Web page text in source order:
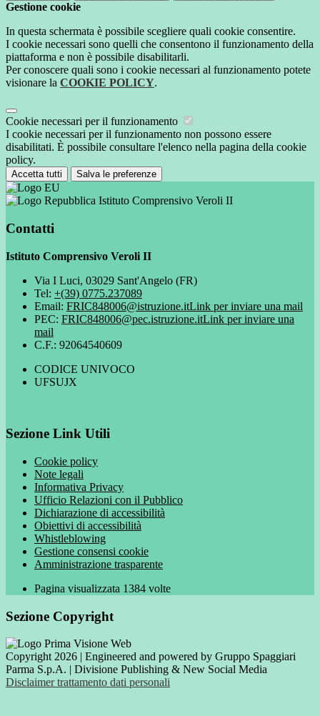
Gestione cookie
In questa schermata è possibile scegliere quali cookie consentire.
I cookie necessari sono quelli che consentono il funzionamento della
piattaforma e non è possibile disabilitarli.
Per conoscere quali sono i cookie necessari al funzionamento potete
visionare la COOKIE POLICY.
Cookie necessari per il funzionamento
I cookie necessari per il funzionamento non possono essere
disabilitati. È possibile consultare l'elenco nella pagina della cookie
policy.
Accetta tutti Salva le preferenze
Istituto Comprensivo Veroli II
Contatti
Istituto Comprensivo Veroli II
Via I Luci, 03029 Sant'Angelo (FR)
Tel: +(39) 0775.237089
Email: FRIC848006@istruzione.itLink per inviare una mail
PEC: FRIC848006@pec.istruzione.itLink per inviare una
mail
C.F.: 92064540609
CODICE UNIVOCO
UFSUJX
Sezione Link Utili
Cookie policy
Note legali
Informativa Privacy
Ufficio Relazioni con il Pubblico
Dichiarazione di accessibilità
Obiettivi di accessibilità
Whistleblowing
Gestione consensi cookie
Amministrazione trasparente
Pagina visualizzata 1384 volte
Sezione Copyright
Copyright 2026 | Engineered and powered by Gruppo Spaggiari
Parma S.p.A. | Divisione Publishing & New Social Media
Disclaimer trattamento dati personali